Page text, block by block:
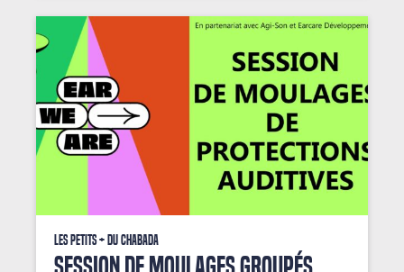
Les petits + du Chabada